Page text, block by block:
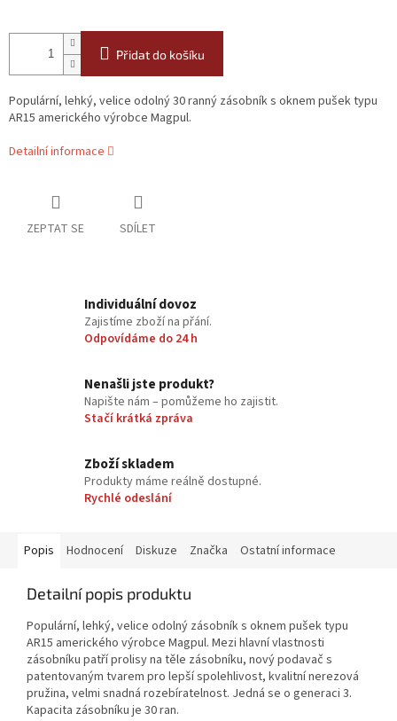
Přidat do košíku
Populární, lehký, velice odolný 30 ranný zásobník s oknem pušek typu
AR15 amerického výrobce Magpul.
Detailní informace
ZEPTAT SE SDÍLET
Individuální dovoz
Zajistíme zboží na přání.
Odpovídáme do 24 h
Nenašli jste produkt?
Napište nám – pomůžeme ho zajistit.
Stačí krátká zpráva
Zboží skladem
Produkty máme reálně dostupné.
Rychlé odeslání
Popis Hodnocení Diskuze Značka Ostatní informace
Detailní popis produktu
Populární, lehký, velice odolný zásobník s oknem pušek typu
AR15 amerického výrobce Magpul. Mezi hlavní vlastnosti
zásobníku patří prolisy na těle zásobníku, nový podavač s
patentovaným tvarem pro lepší spolehlivost, kvalitní nerezová
pružina, velmi snadná rozebíratelnost. Jedná se o generaci 3.
Kapacita zásobníku je 30 ran.